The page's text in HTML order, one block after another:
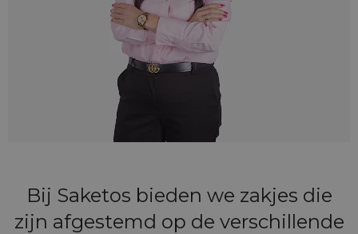
Bij Saketos bieden we zakjes die
zijn afgestemd op de verschillende